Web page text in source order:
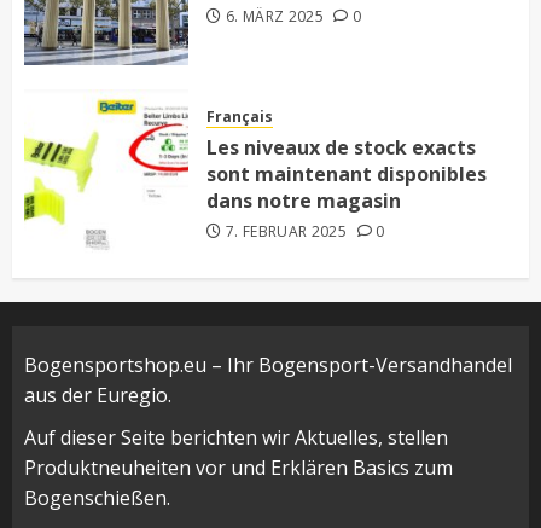
6. MÄRZ 2025 0
Français
Les niveaux de stock exacts
sont maintenant disponibles
dans notre magasin
7. FEBRUAR 2025 0
Bogensportshop.eu – Ihr Bogensport-Versandhandel
aus der Euregio.
Auf dieser Seite berichten wir Aktuelles, stellen
Produktneuheiten vor und Erklären Basics zum
Bogenschießen.